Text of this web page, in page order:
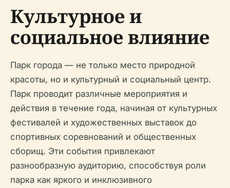
Культурное и
социальное влияние
Парк города — не только место природной
красоты, но и культурный и социальный центр.
Парк проводит различные мероприятия и
действия в течение года, начиная от культурных
фестивалей и художественных выставок до
спортивных соревнований и общественных
сборищ. Эти события привлекают
разнообразную аудиторию, способствуя роли
парка как яркого и инклюзивного